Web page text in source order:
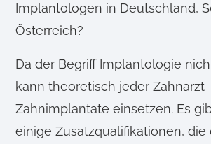
Implantologen in Deutschland,
Österreich?
Da der Begriff Implantologie
kann theoretisch jeder Zahnarzt
Zahnimplantate einsetzen. Es
einige Zusatzqualifikationen, die